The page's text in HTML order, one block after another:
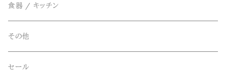
FOB FACTORY(エフオービーファクトリー)
Four Seasons Garage(FSG)
freewaters(フリーウォータース)
食器 / キッチン
その他
セール